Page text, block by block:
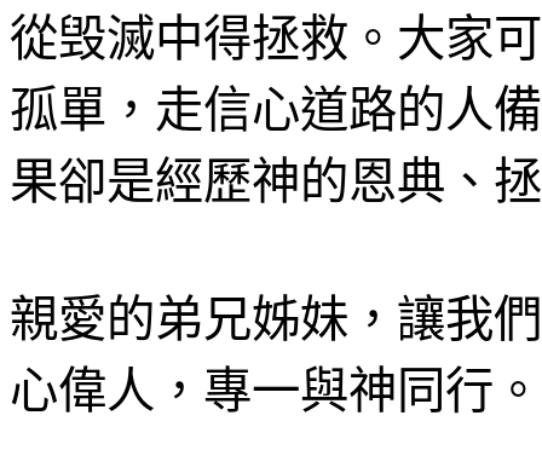
從毁滅中得拯救。大家
孤單，走信心道路的人
果卻是經歷神的恩典、
親愛的弟兄姊妹，讓我
心偉人，專一與神同行。